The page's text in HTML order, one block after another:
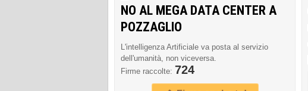
NO AL MEGA DATA CENTER A
POZZAGLIO
L'intelligenza Artificiale va posta al servizio
dell'umanità, non viceversa.
Firme raccolte: 724